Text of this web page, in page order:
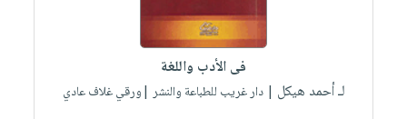
فى الأدب واللغة
لـ أحمد هيكل | دار غريب للطباعة والنشر |ورقي غلاف عادي